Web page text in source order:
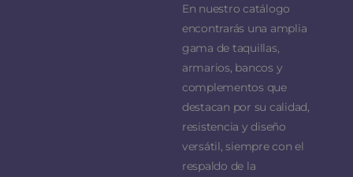
En nuestro catálogo
encontrarás una amplia
gama de taquillas,
armarios, bancos y
complementos que
destacan por su calidad,
resistencia y diseño
versátil, siempre con el
respaldo de la